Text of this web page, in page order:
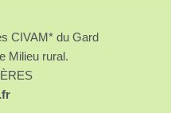
CIVAM* du Gard
Milieu rural.